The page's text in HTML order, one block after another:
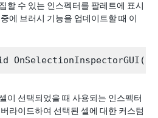
할 수 있는 인스펙터를 팔레트에 표시
에 브러시 기능을 업데이트할 때 이
이 선택되었을 때 사용되는 인스펙터
라이드하여 선택된 셀에 대한 커스텀